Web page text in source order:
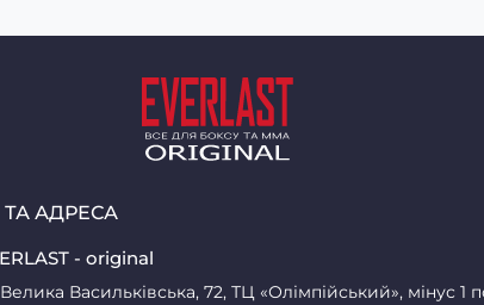
АДРЕСА
- original
Васильківська, 72, ТЦ «Олімпійський», мінус 1